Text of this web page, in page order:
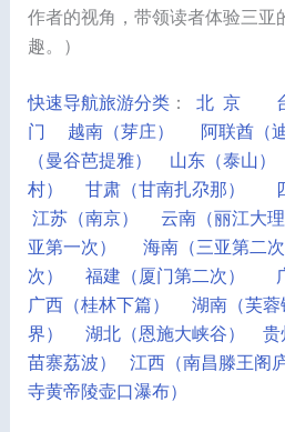
作者的视角，带领读者体验三亚
趣。）
快速导航旅游分类： 北 京
门
越南（芽庄） 阿联酋（
（曼谷芭提雅）
山东（泰山）
村）
甘肃（甘南扎尕那）
江苏（南京）
云南（丽江大理
亚第一次）
海南（三亚第二次
次）
福建（厦门第二次）
广西（桂林下篇）
湖南（芙
界）
湖北（恩施大峡谷）
贵
苗寨荔波）
江西（南昌滕王阁庐
寺黄帝陵壶口瀑布）